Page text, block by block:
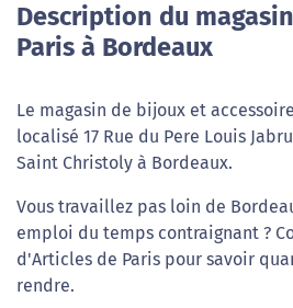
Description du
Paris à Bordeaux
Le magasin de bijoux et
localisé 17 Rue du Pere Louis
Saint Christoly à Bordeaux.
Vous travaillez pas loin de
emploi du temps contraignant ?
d'Articles de Paris pour savoir
rendre.